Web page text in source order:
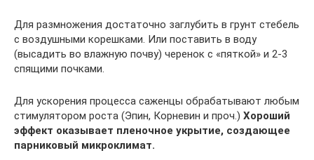
Для размножения достаточно заглубить в грунт стебель
с воздушными корешками. Или поставить в воду
(высадить во влажную почву) черенок с «пяткой» и 2-3
спящими почками.
Для ускорения процесса саженцы обрабатывают любым
стимулятором роста (Эпин, Корневин и проч.) Хороший
эффект оказывает пленочное укрытие, создающее
парниковый микроклимат.